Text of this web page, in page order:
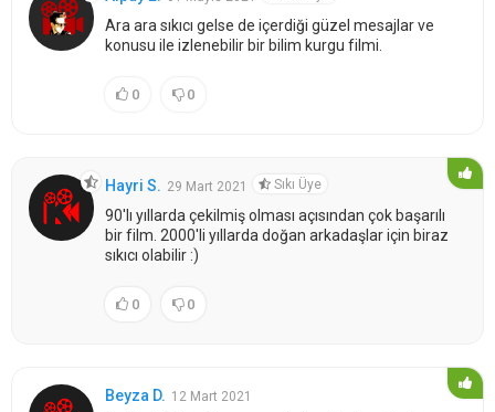
Ara ara sıkıcı gelse de içerdiği güzel mesajlar ve
konusu ile izlenebilir bir bilim kurgu filmi.
0 0
Hayri S. 29 Mart 2021 Sıkı Üye
90'lı yıllarda çekilmiş olması açısından çok başarılı
bir film. 2000'li yıllarda doğan arkadaşlar için biraz
sıkıcı olabilir :)
0 0
Beyza D. 12 Mart 2021